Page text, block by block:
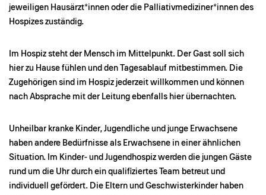
jeweiligen Hausärzt*innen oder die Palliativmediziner*innen des
Hospizes zuständig.
Im Hospiz steht der Mensch im Mittelpunkt. Der Gast soll sich
hier zu Hause fühlen und den Tagesablauf mitbestimmen. Die
Zugehörigen sind im Hospiz jederzeit willkommen und können
nach Absprache mit der Leitung ebenfalls hier übernachten.
Unheilbar kranke Kinder, Jugendliche und junge Erwachsene
haben andere Bedürfnisse als Erwachsene in einer ähnlichen
Situation. Im Kinder- und Jugendhospiz werden die jungen Gäste
rund um die Uhr durch ein qualifiziertes Team betreut und
individuell gefördert. Die Eltern und Geschwisterkinder haben